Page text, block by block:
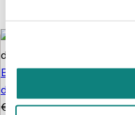
Bobby's feestje in de
dierentuin
€
3,99